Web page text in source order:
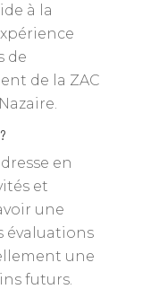
à la
de
de la ZAC
en
et
une
évaluations
une
futurs.